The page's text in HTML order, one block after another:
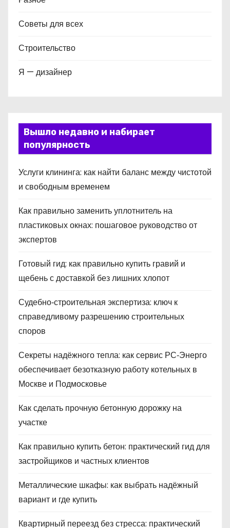
Советы для всех
Строительство
Я — дизайнер
Вышло недавно и набирает
популярность
Услуги клининга: как найти баланс между чистотой
и свободным временем
Как правильно заменить уплотнитель на
пластиковых окнах: пошаговое руководство от
экспертов
Готовый гид: как правильно купить гравий и
щебень с доставкой без лишних хлопот
Судебно‑строительная экспертиза: ключ к
справедливому разрешению строительных
споров
Секреты надёжного тепла: как сервис РС‑Энерго
обеспечивает безотказную работу котельных в
Москве и Подмосковье
Как сделать прочную бетонную дорожку на
участке
Как правильно купить бетон: практический гид для
застройщиков и частных клиентов
Металлические шкафы: как выбрать надёжный
вариант и где купить
Квартирный переезд без стресса: практический